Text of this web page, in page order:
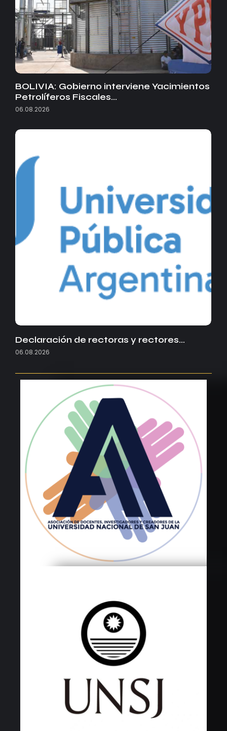
BOLIVIA: Gobierno interviene Yacimientos
Petrolíferos Fiscales…
06.08.2026
Declaración de rectoras y rectores…
06.08.2026